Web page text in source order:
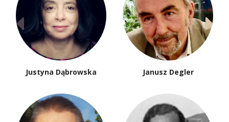
Justyna Dąbrowska Janusz Degler